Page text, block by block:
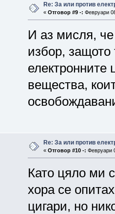
Re: За или против
« Отговор #9 -: Февруари
И аз мисля,
избор, защото
електронните
вещества,
Re: За или против
« Отговор #10 -: Февруари
Като цяло ми
хора се
цигари, но